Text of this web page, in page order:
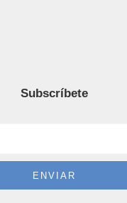
Subscríbete
ENVIAR